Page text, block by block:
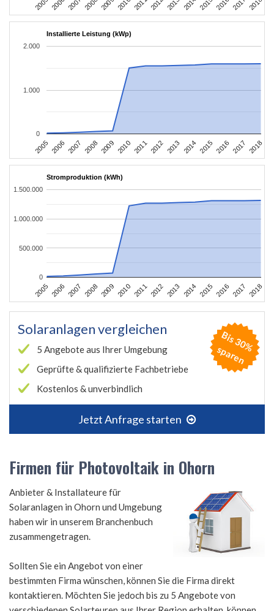
2005 2006 2007 2008 2009 2010 2011 2012 2013 2014 2015 2016 2017 2018
Installierte Leistung (kWp)
2005 2006 2007 2008 2009 2010 2011 2012 2013 2014 2015 2016 2017 2018
0
1.000
2.000
Stromproduktion (kWh)
2005 2006 2007 2008 2009 2010 2011 2012 2013 2014 2015 2016 2017 2018
0
500.000
1.000.000
1.500.000
Solaranlagen vergleichen
5 Angebote aus Ihrer Umgebung
Geprüfte & qualifizierte Fachbetriebe
Kostenlos & unverbindlich
Jetzt Anfrage starten
B
is
3
0
%
s
p
a
r
e
n
Firmen für Photovoltaik in Ohorn
Anbieter & Installateure für
Solaranlagen in Ohorn und Umgebung
haben wir in unserem Branchenbuch
zusammengetragen.
Sollten Sie ein Angebot von einer
bestimmten Firma wünschen, können Sie die Firma direkt
kontaktieren. Möchten Sie jedoch bis zu 5 Angebote von